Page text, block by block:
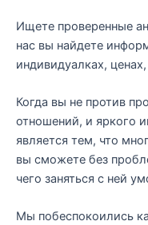
Ищете проверенные
нас вы найдете
индивидуалках,
Когда вы не против
отношений, и яркого
является тем, что
вы сможете без
чего заняться с ней
Мы побеспокоились